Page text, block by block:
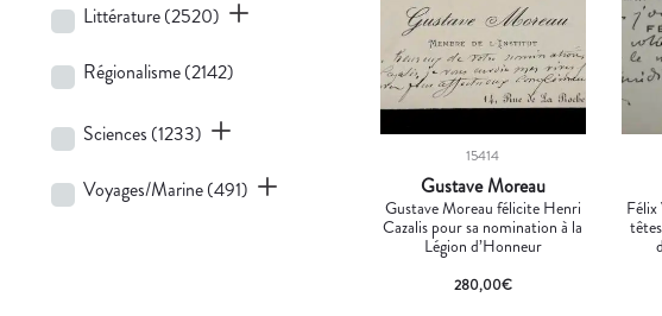
15414
Gustave Moreau
Gustave Moreau félicite Henri
Cazalis pour sa nomination à la
Légion d’Honneur
280,00€
Félix
Littérature(2520)
Régionalisme(2142)
Sciences (1233)
Voyages/Marine(491)